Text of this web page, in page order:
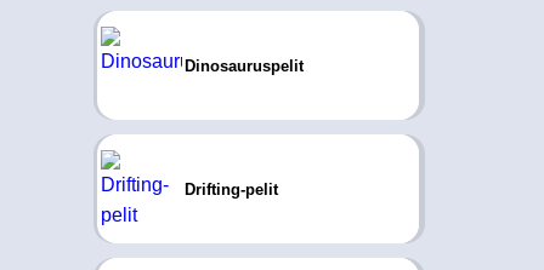
Dinosauruspelit
Drifting-pelit